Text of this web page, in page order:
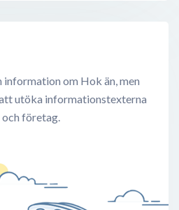
information om Hok än, men
utöka informationstexterna
företag.